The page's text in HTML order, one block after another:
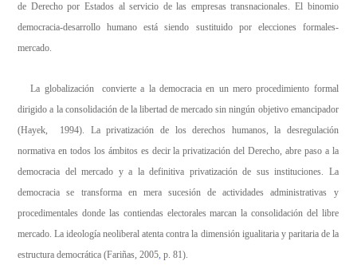
de Derecho por Estados al servicio de las empresas transnacionales. El binomio
democracia-desarrollo humano está siendo sustituido por elecciones formales-
mercado.
La globalización convierte a la democracia en un mero procedimiento formal
dirigido a la consolidación de la libertad de mercado sin ningún objetivo emancipador
(Hayek, 1994). La privatización de los derechos humanos, la desregulación
normativa en todos los ámbitos es decir la privatización del Derecho, abre paso a la
democracia del mercado y a la definitiva privatización de sus instituciones. La
democracia se transforma en mera sucesión de actividades administrativas y
procedimentales donde las contiendas electorales marcan la consolidación del libre
mercado. La ideología neoliberal atenta contra la dimensión igualitaria y paritaria de la
estructura democrática (Fariñas, 2005, p. 81).